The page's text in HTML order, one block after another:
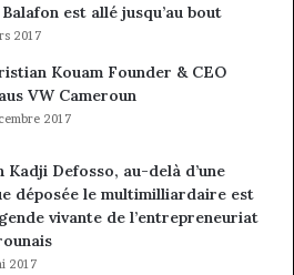
est allé jusqu’au bout
2017
Kouam Founder & CEO
VW Cameroun
2017
Kadji Defosso, au-delà d’une
déposée le multimilliardaire est
vivante de l’entrepreneuriat
2017